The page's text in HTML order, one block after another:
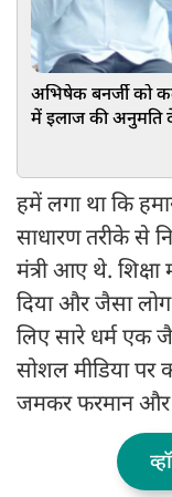
अभिषेक बनर्जी को
में इलाज की अनुमति
हमें लगा था कि
साधारण तरीके से
मंत्री आए थे.
दिया और जैसा
लिए सारे धर्म एक
सोशल मीडिया पर
जमकर फरमान और